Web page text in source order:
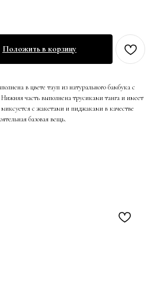
Положить в корзину
в цвете тауп из натурального бамбука с
часть выполнена трусиками танга и имеет
с жакетами и пиджаками в качестве
базовая вещь.